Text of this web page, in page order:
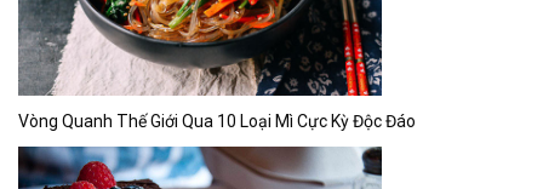
Vòng Quanh Thế Giới Qua 10 Loại Mì Cực Kỳ Độc Đáo